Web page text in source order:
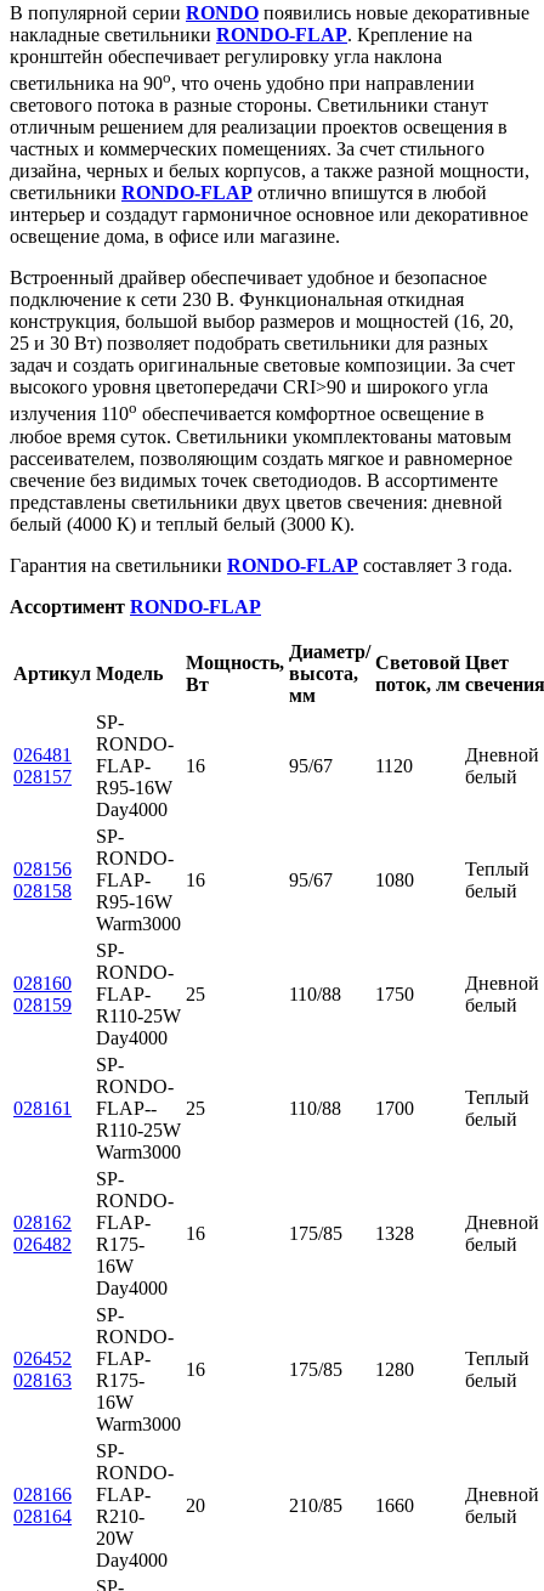
В популярной серии RONDO появились новые декоративные
накладные светильники RONDO-FLAP. Крепление на
кронштейн обеспечивает регулировку угла наклона
светильника на 90o, что очень удобно при направлении
светового потока в разные стороны. Светильники станут
отличным решением для реализации проектов освещения в
частных и коммерческих помещениях. За счет стильного
дизайна, черных и белых корпусов, а также разной мощности,
светильники RONDO-FLAP отлично впишутся в любой
интерьер и создадут гармоничное основное или декоративное
освещение дома, в офисе или магазине.
Встроенный драйвер обеспечивает удобное и безопасное
подключение к сети 230 В. Функциональная откидная
конструкция, большой выбор размеров и мощностей (16, 20,
25 и 30 Вт) позволяет подобрать светильники для разных
задач и создать оригинальные световые композиции. За счет
высокого уровня цветопередачи CRI>90 и широкого угла
излучения 110o обеспечивается комфортное освещение в
любое время суток. Светильники укомплектованы матовым
рассеивателем, позволяющим создать мягкое и равномерное
свечение без видимых точек светодиодов. В ассортименте
представлены светильники двух цветов свечения: дневной
белый (4000 К) и теплый белый (3000 К).
Гарантия на светильники RONDO-FLAP составляет 3 года.
Ассортимент RONDO-FLAP
Артикул Модель
Мощность,
Вт
Диаметр/
высота,
мм
Световой
поток, лм
Цвет
свечения
026481
028157
SP-
RONDO-
FLAP-
R95-16W
Day4000
16 95/67 1120
Дневной
белый
028156
028158
SP-
RONDO-
FLAP-
R95-16W
Warm3000
16 95/67 1080
Теплый
белый
028160
028159
SP-
RONDO-
FLAP-
R110-25W
Day4000
25 110/88 1750
Дневной
белый
028161
SP-
RONDO-
FLAP--
R110-25W
Warm3000
25 110/88 1700
Теплый
белый
028162
026482
SP-
RONDO-
FLAP-
R175-
16W
Day4000
16 175/85 1328
Дневной
белый
026452
028163
SP-
RONDO-
FLAP-
R175-
16W
Warm3000
16 175/85 1280
Теплый
белый
028166
028164
SP-
RONDO-
FLAP-
R210-
20W
Day4000
20 210/85 1660
Дневной
белый
SP-